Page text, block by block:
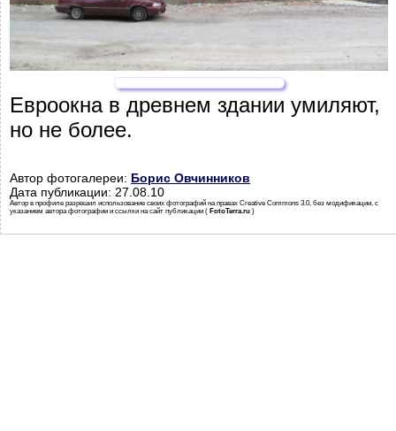
Евроокна в древнем здании умиляют,
но не более.
Автор фотогалереи: Борис Овчинников
Дата публикации: 27.08.10
Автор в профиле разрешил использование своих фотографий на правах Creative Commons 3.0, без модификации, с
указанием автора фотографии и ссылки на сайт публикации ( FotoTerra.ru )